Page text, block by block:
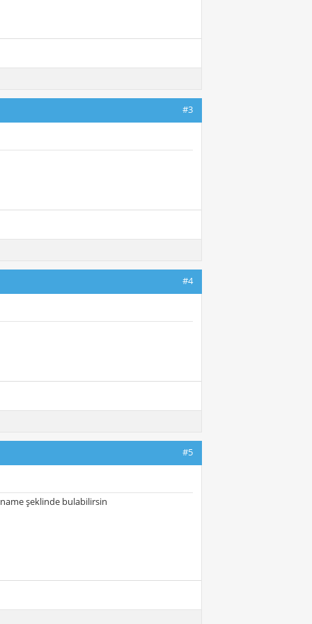
#3
#4
#5
şeklinde bulabilirsin